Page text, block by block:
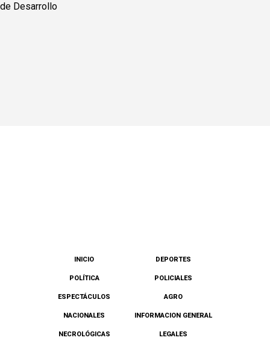
INICIO DEPORTES
POLÍTICA POLICIALES
ESPECTÁCULOS AGRO
NACIONALES INFORMACION GENERAL
NECROLÓGICAS LEGALES